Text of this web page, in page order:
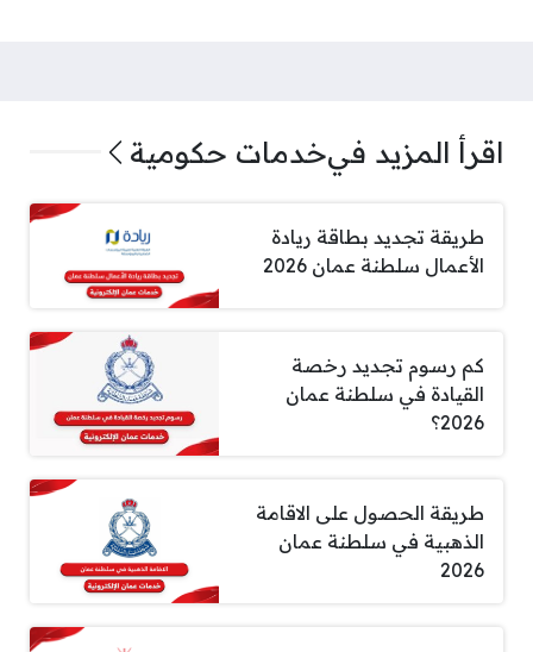
اقرأ المزيد فيخدمات حكومية
طريقة تجديد بطاقة ريادة
الأعمال سلطنة عمان 2026
كم رسوم تجديد رخصة
القيادة في سلطنة عمان
2026؟
طريقة الحصول على الاقامة
الذهبية في سلطنة عمان
2026